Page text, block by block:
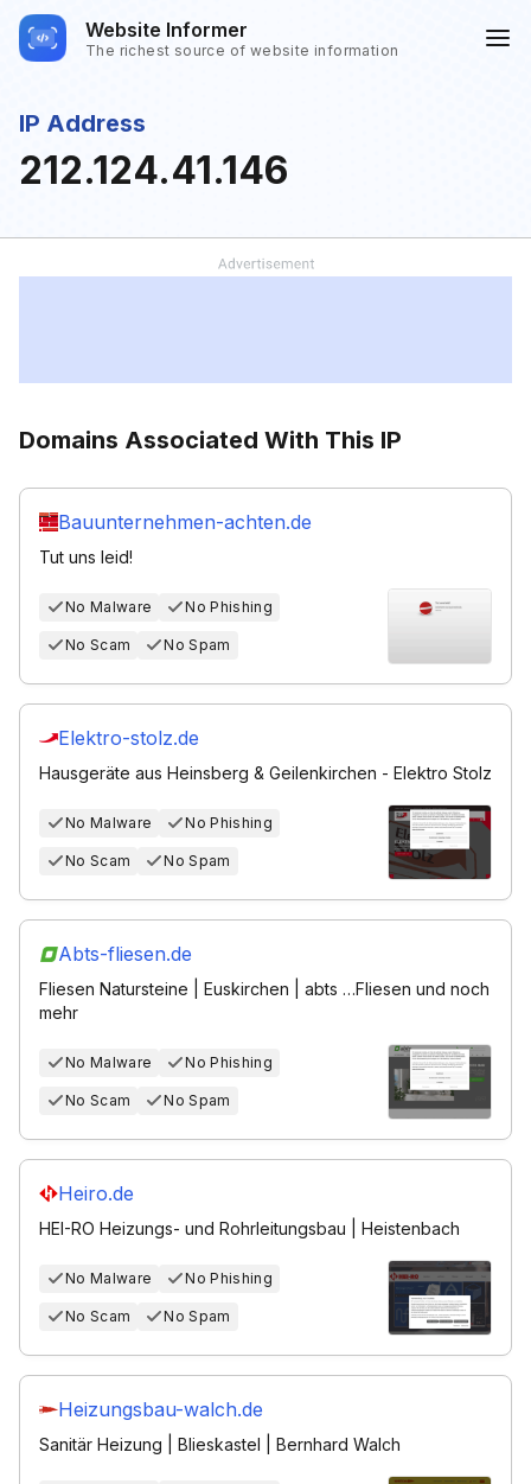
Website Informer
The richest source of website information
IP Address
212.124.41.146
Domains Associated With This IP
Bauunternehmen-achten.de
Tut uns leid!
No Malware No Phishing
No Scam No Spam
Elektro-stolz.de
Hausgeräte aus Heinsberg & Geilenkirchen - Elektro Stolz
No Malware No Phishing
No Scam No Spam
Abts-fliesen.de
Fliesen Natursteine | Euskirchen | abts …Fliesen und noch
mehr
No Malware No Phishing
No Scam No Spam
Heiro.de
HEI-RO Heizungs- und Rohrleitungsbau | Heistenbach
No Malware No Phishing
No Scam No Spam
Heizungsbau-walch.de
Sanitär Heizung | Blieskastel | Bernhard Walch